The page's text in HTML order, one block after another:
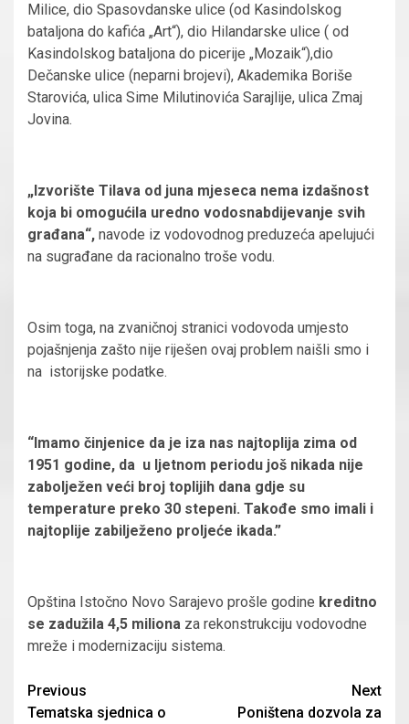
Milice, dio Spasovdanske ulice (od Kasindolskog
bataljona do kafića „Art“), dio Hilandarske ulice ( od
Kasindolskog bataljona do picerije „Mozaik“),dio
Dečanske ulice (neparni brojevi), Akademika Boriše
Starovića, ulica Sime Milutinovića Sarajlije, ulica Zmaj
Jovina.
„Izvorište Tilava od juna mjeseca nema izdašnost
koja bi omogućila uredno vodosnabdijevanje svih
građana“, navode iz vodovodnog preduzeća apelujući
na sugrađane da racionalno troše vodu.
Osim toga, na zvaničnoj stranici vodovoda umjesto
pojašnjenja zašto nije riješen ovaj problem naišli smo i
na istorijske podatke.
“Imamo činjenice da je iza nas najtoplija zima od
1951 godine, da u ljetnom periodu još nikada nije
zabolježen veći broj toplijih dana gdje su
temperature preko 30 stepeni. Takođe smo imali i
najtoplije zabilježeno proljeće ikada.”
Opština Istočno Novo Sarajevo prošle godine kreditno
se zadužila 4,5 miliona za rekonstrukciju vodovodne
mreže i modernizaciju sistema.
Continue
Previous
Tematska sjednica o
Next
Poništena dozvola za